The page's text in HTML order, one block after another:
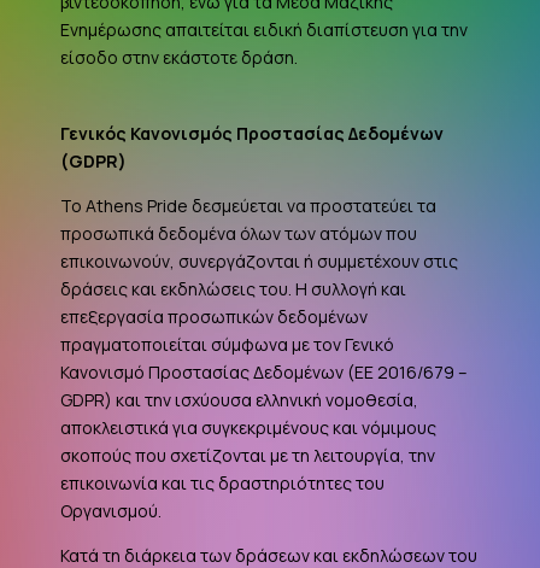
Ενημέρωσης απαιτείται ειδική διαπίστευση για την
είσοδο στην εκάστοτε δράση.
Γενικός Κανονισμός Προστασίας Δεδομένων
(GDPR)
Το Athens Pride δεσμεύεται να προστατεύει τα
προσωπικά δεδομένα όλων των ατόμων που
επικοινωνούν, συνεργάζονται ή συμμετέχουν στις
δράσεις και εκδηλώσεις του. Η συλλογή και
επεξεργασία προσωπικών δεδομένων
πραγματοποιείται σύμφωνα με τον Γενικό
Κανονισμό Προστασίας Δεδομένων (ΕΕ 2016/679 –
GDPR) και την ισχύουσα ελληνική νομοθεσία,
αποκλειστικά για συγκεκριμένους και νόμιμους
σκοπούς που σχετίζονται με τη λειτουργία, την
επικοινωνία και τις δραστηριότητες του
Οργανισμού.
Κατά τη διάρκεια των δράσεων και εκδηλώσεων του